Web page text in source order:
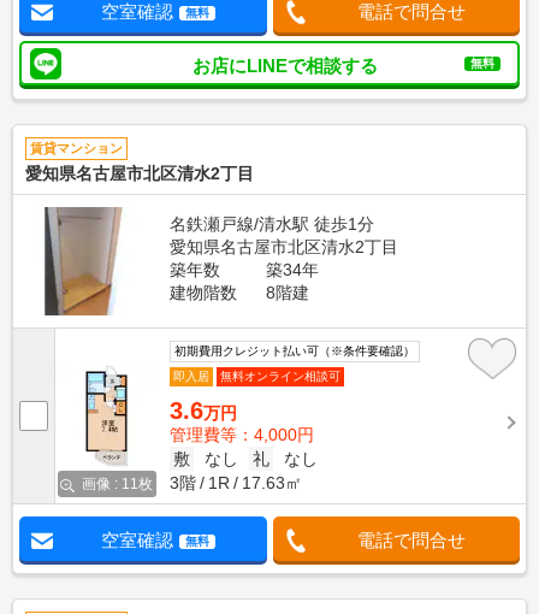
空室確認 無料 電話で問合せ
お店にLINEで相談する 無料
賃貸マンション
愛知県名古屋市北区清水2丁目
名鉄瀬戸線/清水駅 徒歩1分
愛知県名古屋市北区清水2丁目
築年数
築34年
建物階数
8階建
画像 : 11枚
初期費用クレジット払い可（※条件要確認）
即入居
無料オンライン相談可
3.6万円
管理費等：4,000円
敷
なし 礼
なし
3階
1R 17.63㎡
空室確認 無料 電話で問合せ